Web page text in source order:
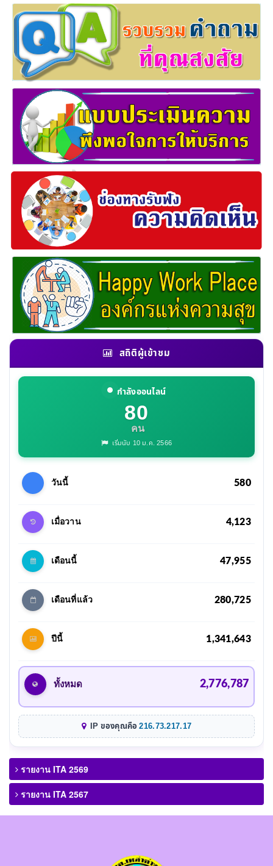
สถิติผู้เข้าชม
กำลังออนไลน์
80
คน
เริ่มนับ 10 ม.ค. 2566
วันนี้ 580
เมื่อวาน 4,123
เดือนนี้ 47,955
เดือนที่แล้ว 280,725
ปีนี้ 1,341,643
ทั้งหมด 2,776,787
IP ของคุณคือ216.73.217.17
รายงาน ITA 2569
รายงาน ITA 2567